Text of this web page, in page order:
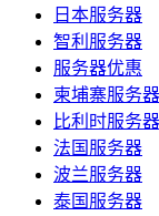
日本服务器
智利服务器
服务器优惠
柬埔寨服务器
比利时服务器
法国服务器
波兰服务器
泰国服务器